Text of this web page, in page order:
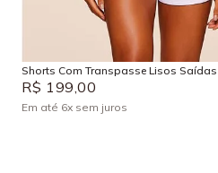
Adicionar na sacola
Shorts Com Transpasse Lisos Saídas
R$ 199,00
Em até 6x sem juros